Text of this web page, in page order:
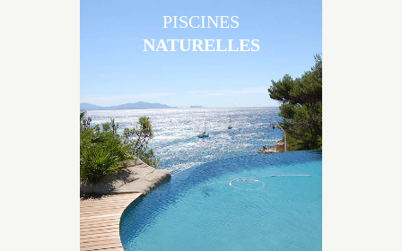
Les piscines en béton naturelles Jacques Brens sont
originales, elles s’intègrent parfaitement à leur
environnement grâce à un jeu de volume et de
matière sur-mesure conçu par notre bureau d’étude
spécialisé.
PISCINES
NATURELLES